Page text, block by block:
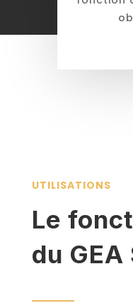
UTILISATIONS
Le
du